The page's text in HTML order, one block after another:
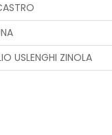
USLENGHI ZINOLA